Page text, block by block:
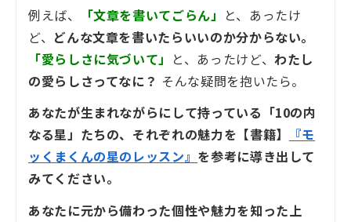
例えば、
「文章を書いてごらん」 と、あったけ
ど、 どんな文章を書いたらいいのか分からない。
「愛らしさに気づいて」 と、あったけど、わたし
の愛らしさってなに？ そんな疑問を抱いたら。
あなたが生まれながらにして持っている「10の内
なる星」たちの、それぞれの魅力を【書籍】
『モ
ッくまくんの星のレッスン』 を参考に導き出して
みてください。
あなたに元から備わった個性や魅力を知った上